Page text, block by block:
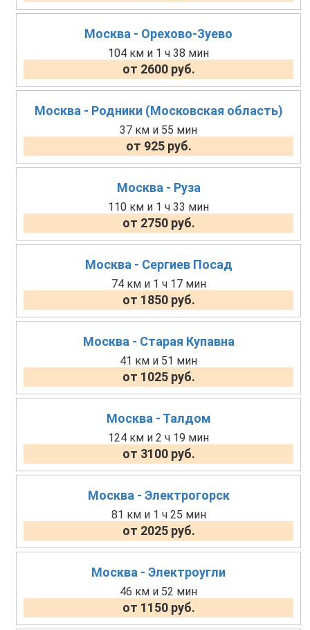
Москва - Орехово-Зуево
104 км и 1 ч 38 мин
от 2600 руб.
Москва - Родники (Московская область)
37 км и 55 мин
от 925 руб.
Москва - Руза
110 км и 1 ч 33 мин
от 2750 руб.
Москва - Сергиев Посад
74 км и 1 ч 17 мин
от 1850 руб.
Москва - Старая Купавна
41 км и 51 мин
от 1025 руб.
Москва - Талдом
124 км и 2 ч 19 мин
от 3100 руб.
Москва - Электрогорск
81 км и 1 ч 25 мин
от 2025 руб.
Москва - Электроугли
46 км и 52 мин
от 1150 руб.